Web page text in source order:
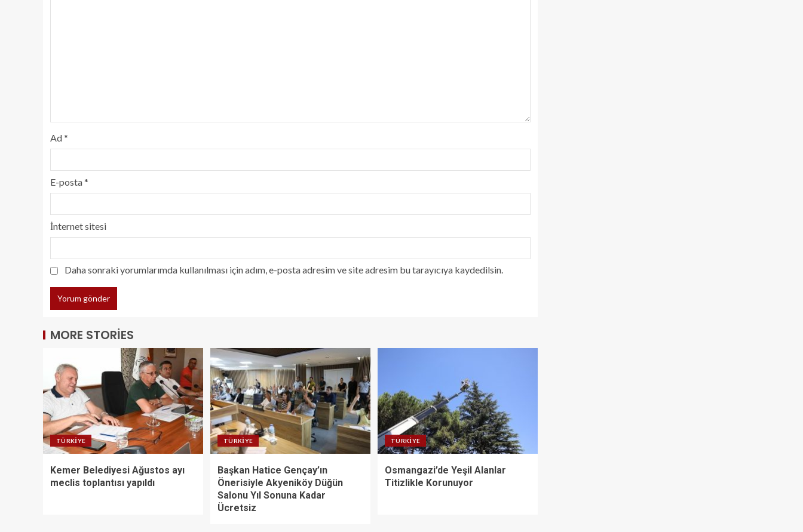
Ad*
E-posta*
İnternet sitesi
Daha sonraki yorumlarımda kullanılması için adım, e-posta adresim ve site adresim bu tarayıcıya kaydedilsin.
MORE STORIES
TÜRKIYE
Kemer Belediyesi Ağustos ayı
meclis toplantısı yapıldı
TÜRKIYE
Başkan Hatice Gençay’ın
Önerisiyle Akyeniköy Düğün
Salonu Yıl Sonuna Kadar
Ücretsiz
TÜRKIYE
Osmangazi’de Yeşil Alanlar
Titizlikle Korunuyor